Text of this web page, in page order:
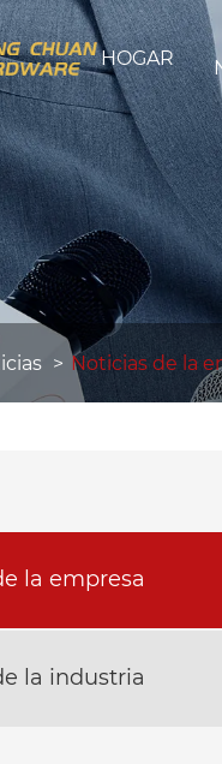
HOGAR
Noticias de la
la empresa
la industria